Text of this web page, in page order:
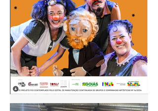
28 de ago. de 2025